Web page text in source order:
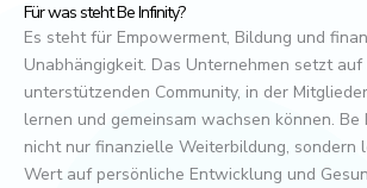
Für was steht Be Infinity?
Es steht für Empowerment, Bildung und
Unabhängigkeit. Das Unternehmen setzt
unterstützenden Community, in der
lernen und gemeinsam wachsen können.
nicht nur finanzielle Weiterbildung, sondern
Wert auf persönliche Entwicklung und